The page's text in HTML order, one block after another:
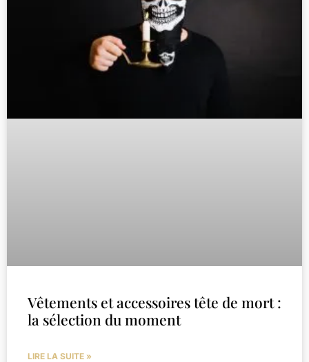
Vêtements et accessoires tête de mort :
la sélection du moment
LIRE LA SUITE »